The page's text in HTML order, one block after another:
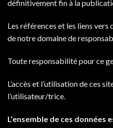
définitivement fin à la
Les références et les liens vers
de notre domaine de
Toute responsabilité pour ce
L’accès et l’utilisation de ces
l’utilisateur/trice.
L’ensemble de ces